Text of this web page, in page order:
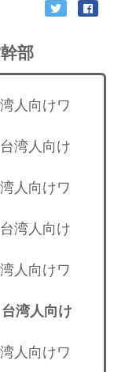
部
人向けワ
湾人向け
人向けワ
湾人向け
人向けワ
湾人向け
人向けワ